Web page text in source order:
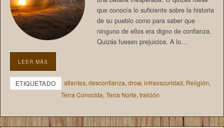
que conocía lo suficiente sobre la historia
de su pueblo como para saber que
ninguno de ellos era digno de confianza.
Quizás fuesen prejuicios. A lo…
LEER MÁS
ETIQUETADO atlantes, desconfianza, drow, infraoscuridad, Religión,
Terra Conocida, Terra Norte, traición